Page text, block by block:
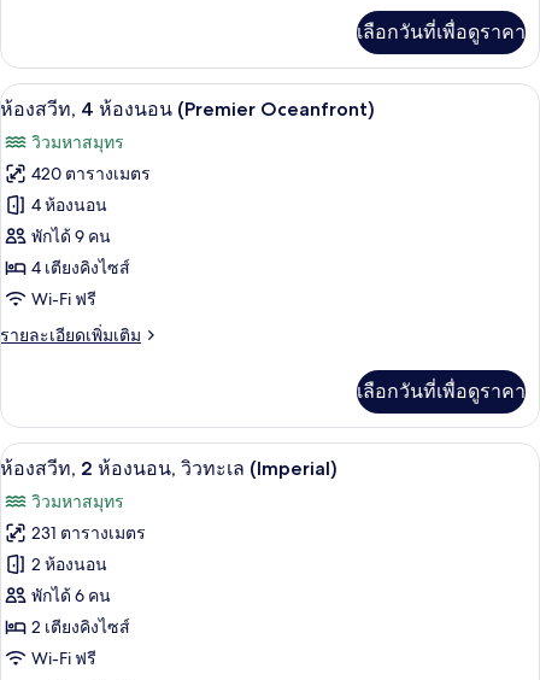
ความ
สะดวก
สำหรับ
ผู้
พิการ,
วิว
อ่าว
เกี่ยว
กับ
ห้อง
พร้อม
สิ่ง
อำนวย
ความ
สะดวก
สำหรับ
ผู้
พิการ,
อ่าว
เลือกวันที่เพื่อดูราคา
เปิด
ภาพถ่าย
ทั้งหมด
ของ
ห้อง
สวีท,
4
ห้อง
Oceanfront)
ห้องสวีท, 4 ห้องนอน (Premier
7
ห้องสวีท, 4 ห้องนอน (Premier Oceanfront)
วิวมหาสมุทร
420 ตารางเมตร
4 ห้องนอน
พักได้ 9 คน
4 เตียงคิงไซส์
Wi-Fi ฟรี
รายละเอียดเพิ่มเติม
ราย
เกี่ยว
กับ
ห้อง
ท,
4
ห้อง
นอน
(Premier
Oceanfront)
เลือกวันที่เพื่อดูราคา
เปิด
ภาพถ่าย
ทั้งหมด
ของ
ห้อง
สวีท,
2
ห้องสวีท, 2 ห้องนอน, วิวทะเล
8
ห้องสวีท, 2 ห้องนอน, วิวทะเล (Imperial)
วิวมหาสมุทร
231 ตารางเมตร
2 ห้องนอน
พักได้ 6 คน
2 เตียงคิงไซส์
Wi-Fi ฟรี